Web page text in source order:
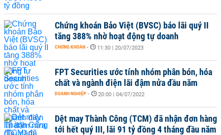
Chứng khoán Bảo Việt (BVSC) báo lãi quý II
tăng 388% nhờ hoạt động tự doanh
CHỨNG KHOÁN - 11:30 | 20/07/2023
FPT Securities ước tính nhóm phân bón, hóa
chất và ngành điện lãi đậm nửa đầu năm
DOANH NGHIỆP - 20:00 | 04/07/2022
Dệt may Thành Công (TCM) đã nhận đơn hàng
tới hết quý III, lãi 91 tỷ đồng 4 tháng đầu năm